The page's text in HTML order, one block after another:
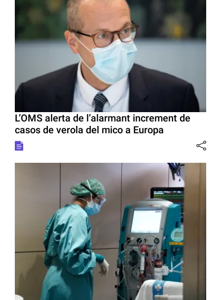
L’OMS alerta de l’alarmant increment de
casos de verola del mico a Europa